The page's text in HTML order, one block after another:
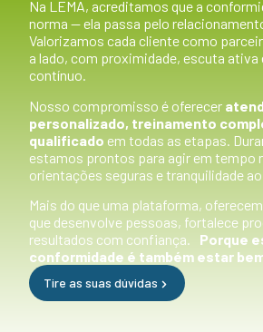
Na LEMA, acreditamos que a
norma — ela passa pelo
Valorizamos cada cliente como
a lado, com proximidade, escuta ativa
contínuo.
Nosso compromisso é oferecer
personalizado, treinamento
qualificado em todas as etapas.
estamos prontos para agir em tempo
orientações seguras e tranquilidade
Mais do que uma plataforma,
que desenvolve pessoas, fortalece
resultados com confiança. Porque
conformidade é também estar
Tire as suas dúvidas